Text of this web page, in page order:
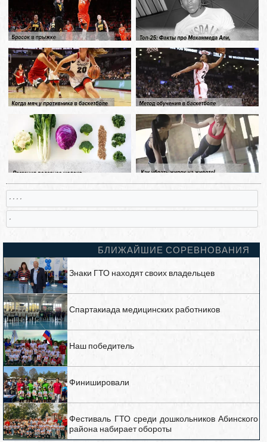
, , , ,
,
БЛИЖАЙШИЕ СОРЕВНОВАНИЯ
Знаки ГТО находят своих владельцев
Спартакиада медицинских работников
Наш победитель
Финишировали
Фестиваль ГТО среди дошкольников Абинского
района набирает обороты